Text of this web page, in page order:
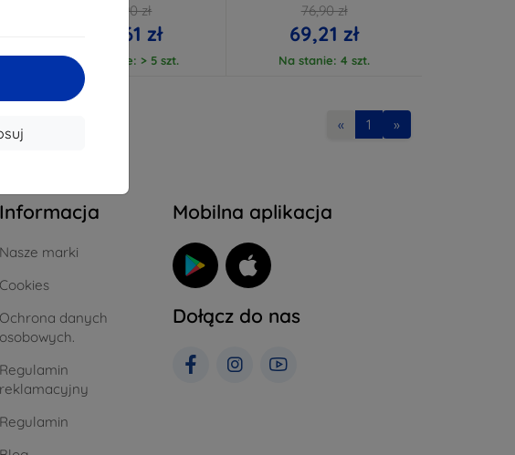
72,90 zł
65,61 zł
Na stanie: > 5 szt.
76,90 zł
69,21 zł
Na stanie: 4 szt.
« 1 »
Informacja
Nasze marki
Cookies
Ochrona danych
osobowych.
Regulamin
reklamacyjny
Regulamin
Mobilna aplikacja
Dołącz do nas